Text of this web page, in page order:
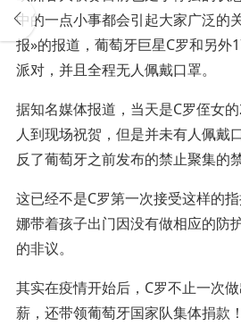
中的一点小事都会引起大家广泛的
报»的报道，葡萄牙巨星C罗和另外
派对，并且全程无人佩戴口罩。
据知名媒体报道，当天是C罗侄女
人到现场祝贺，但是并未有人佩戴
反了葡萄牙之前发布的禁止聚集的禁
这已经不是C罗第一次接受这样的
娜带着孩子出门因没有做相应的防
的非议。
其实在疫情开始后，C罗不止一次
薪，还带领葡萄牙国家队集体捐款